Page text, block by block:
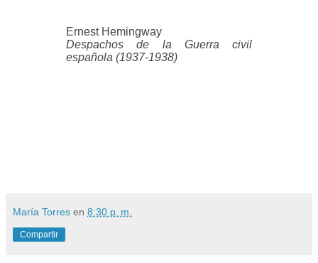
Ernest Hemingway
Despachos de la Guerra civil
española (1937-1938)
María Torres en 8:30 p. m.
Compartir